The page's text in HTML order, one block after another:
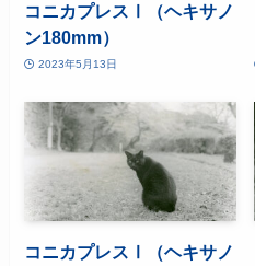
コニカプレスⅠ（ヘキサノ
ン180mm）
2023年5月13日
コニカプレスⅠ（ヘキサノ